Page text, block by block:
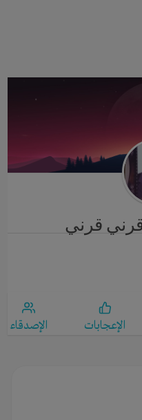
n
قرني
الإعجابات الإصدقاء